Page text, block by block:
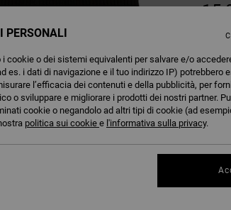
Colori
PERSONALI
cookie o dei sistemi equivalenti per salvare e/o
es. i dati di navigazione e il tuo indirizzo IP) potrebbero
l’efficacia dei contenuti e della pubblicità, per
o sviluppare e migliorare i prodotti dei nostri partner.
cookie o negandolo ad altri tipi di cookie (ad
politica sui cookie e l'informativa sulla privacy.